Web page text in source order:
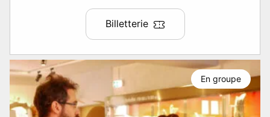
Billetterie
En groupe